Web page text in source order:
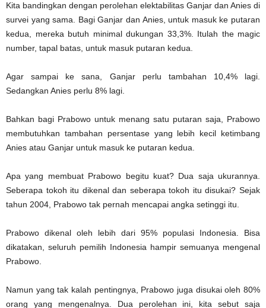
Kita bandingkan dengan perolehan elektabilitas Ganjar dan Anies di
survei yang sama. Bagi Ganjar dan Anies, untuk masuk ke putaran
kedua, mereka butuh minimal dukungan 33,3%. Itulah the magic
number, tapal batas, untuk masuk putaran kedua.
Agar sampai ke sana, Ganjar perlu tambahan 10,4% lagi.
Sedangkan Anies perlu 8% lagi.
Bahkan bagi Prabowo untuk menang satu putaran saja, Prabowo
membutuhkan tambahan persentase yang lebih kecil ketimbang
Anies atau Ganjar untuk masuk ke putaran kedua.
Apa yang membuat Prabowo begitu kuat? Dua saja ukurannya.
Seberapa tokoh itu dikenal dan seberapa tokoh itu disukai? Sejak
tahun 2004, Prabowo tak pernah mencapai angka setinggi itu.
Prabowo dikenal oleh lebih dari 95% populasi Indonesia. Bisa
dikatakan, seluruh pemilih Indonesia hampir semuanya mengenal
Prabowo.
Namun yang tak kalah pentingnya, Prabowo juga disukai oleh 80%
orang yang mengenalnya. Dua perolehan ini, kita sebut saja